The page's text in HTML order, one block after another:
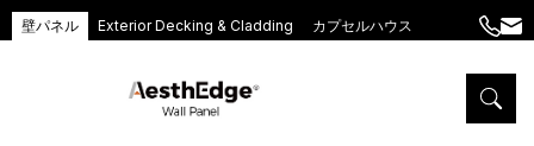
壁パネル Exterior Decking & Cladding カプセルハウス
+86
5575